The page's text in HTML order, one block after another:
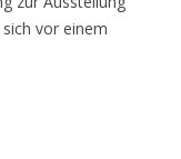
vor einem